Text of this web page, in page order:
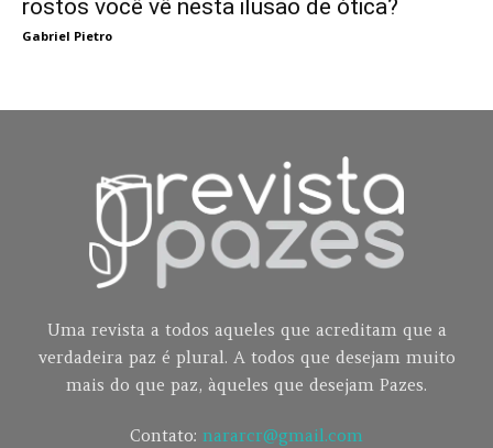
rostos você vê nesta ilusão de ótica?
Gabriel Pietro
Uma revista a todos aqueles que acreditam que a
verdadeira paz é plural. A todos que desejam muito
mais do que paz, àqueles que desejam Pazes.
Contato: nararcr@gmail.com